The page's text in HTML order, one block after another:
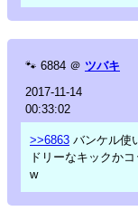
🐾 6884 ＠ ツバキ
2017-11-14
00:33:02
>>6863 バンケル使
ドリーなキックか
w